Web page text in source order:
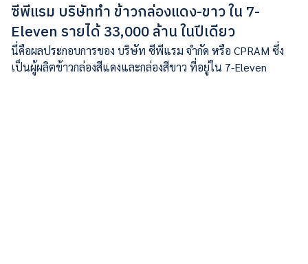
ซีพีแรม บริษัททำ ข้าวกล่องแดง-ขาว ใน 7-
Eleven รายได้ 33,000 ล้าน ในปีเดียว
นี่คือผลประกอบการของ บริษัท ซีพีแรม จํากัด หรือ CPRAM ซึ่ง
เป็นผู้ผลิตข้าวกล่องสีแดงและกล่องสีขาว ที่อยู่ใน 7-Eleven